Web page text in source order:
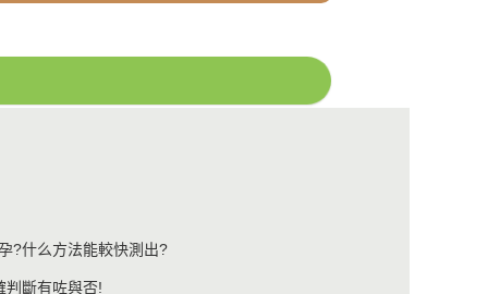
?什么方法能較快測出?
判斷有咗與否!